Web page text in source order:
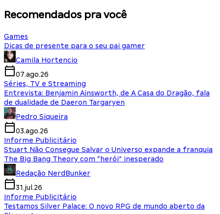
Recomendados pra você
Games
Dicas de presente para o seu pai gamer
Camila Hortencio
07.ago.26
Séries, TV e Streaming
Entrevista: Benjamin Ainsworth, de A Casa do Dragão, fala
de dualidade de Daeron Targaryen
Pedro Siqueira
03.ago.26
Informe Publicitário
Stuart Não Consegue Salvar o Universo expande a franquia
The Big Bang Theory com “herói” inesperado
Redação NerdBunker
31.jul.26
Informe Publicitário
Testamos Silver Palace: O novo RPG de mundo aberto da